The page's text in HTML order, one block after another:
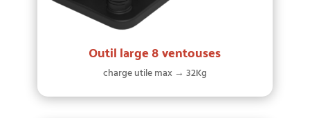
Outil large 8 ventouses
charge utile max → 32Kg